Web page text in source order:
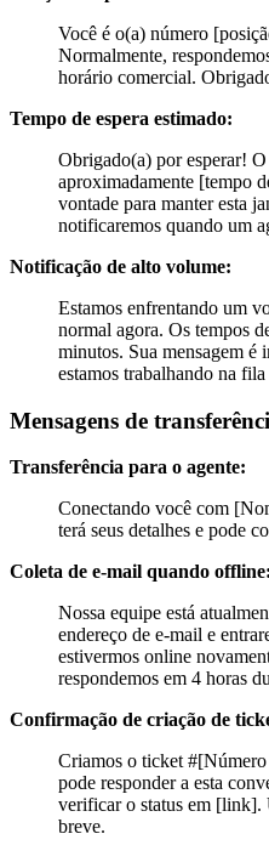
Você é o(a) número
Normalmente,
horário comercial.
Tempo de espera estimado:
Obrigado(a) por esperar!
aproximadamente [tempo
vontade para manter esta
notificaremos quando um
Notificação de alto volume:
Estamos enfrentando um
normal agora. Os tempos
minutos. Sua mensagem é
estamos trabalhando na
Mensagens de
Transferência para o agente:
Conectando você com
terá seus detalhes e pode
Coleta de e-mail quando offline:
Nossa equipe está
endereço de e-mail e
estivermos online
respondemos em 4 horas
Confirmação de criação de
Criamos o ticket
pode responder a esta
verificar o status em [link].
breve.